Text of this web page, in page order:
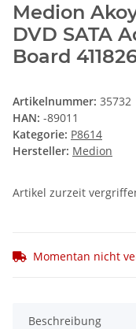
Medion
DVD SATA
Board
Artikelnummer: 35732
HAN: -89011
Kategorie: P8614
Hersteller: Medion
Artikel zurzeit
Momentan nicht
Beschreibung